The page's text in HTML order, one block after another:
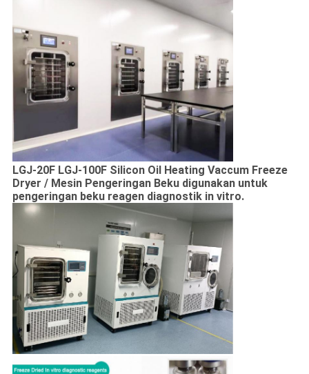
LGJ-20F LGJ-100F Silicon Oil Heating Vaccum Freeze
Dryer / Mesin Pengeringan Beku digunakan untuk
pengeringan beku reagen diagnostik in vitro.